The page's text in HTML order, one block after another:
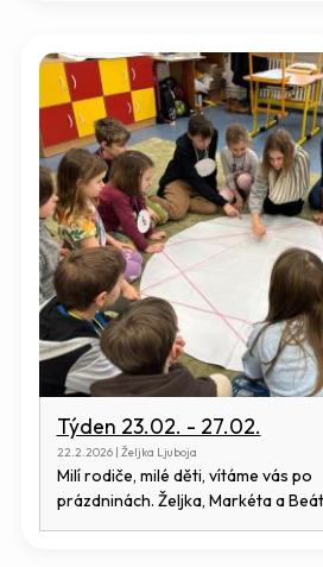
Týden 23.02. - 27.02.
22.2.2026 | Željka Ljuboja
Milí rodiče, milé děti, vítáme vás po
prázdninách. Željka, Markéta a